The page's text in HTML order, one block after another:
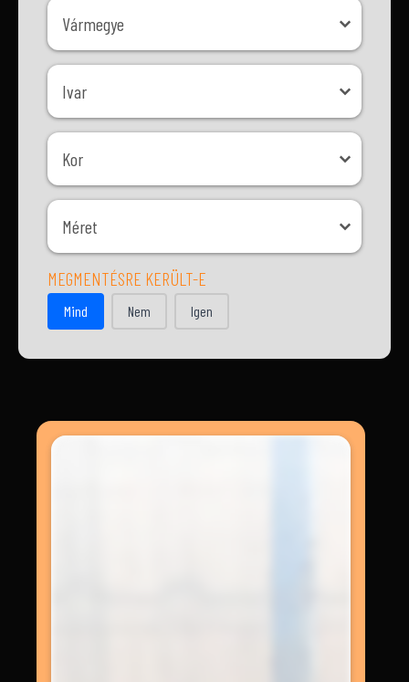
Vármegye
Vármegye
Ivar
Ivar
Kor
Kor
Méret
Méret
MEGMENTÉSRE KERÜLT-E
MEGMENTÉSRE KERÜLT-E
Mind Nem Igen